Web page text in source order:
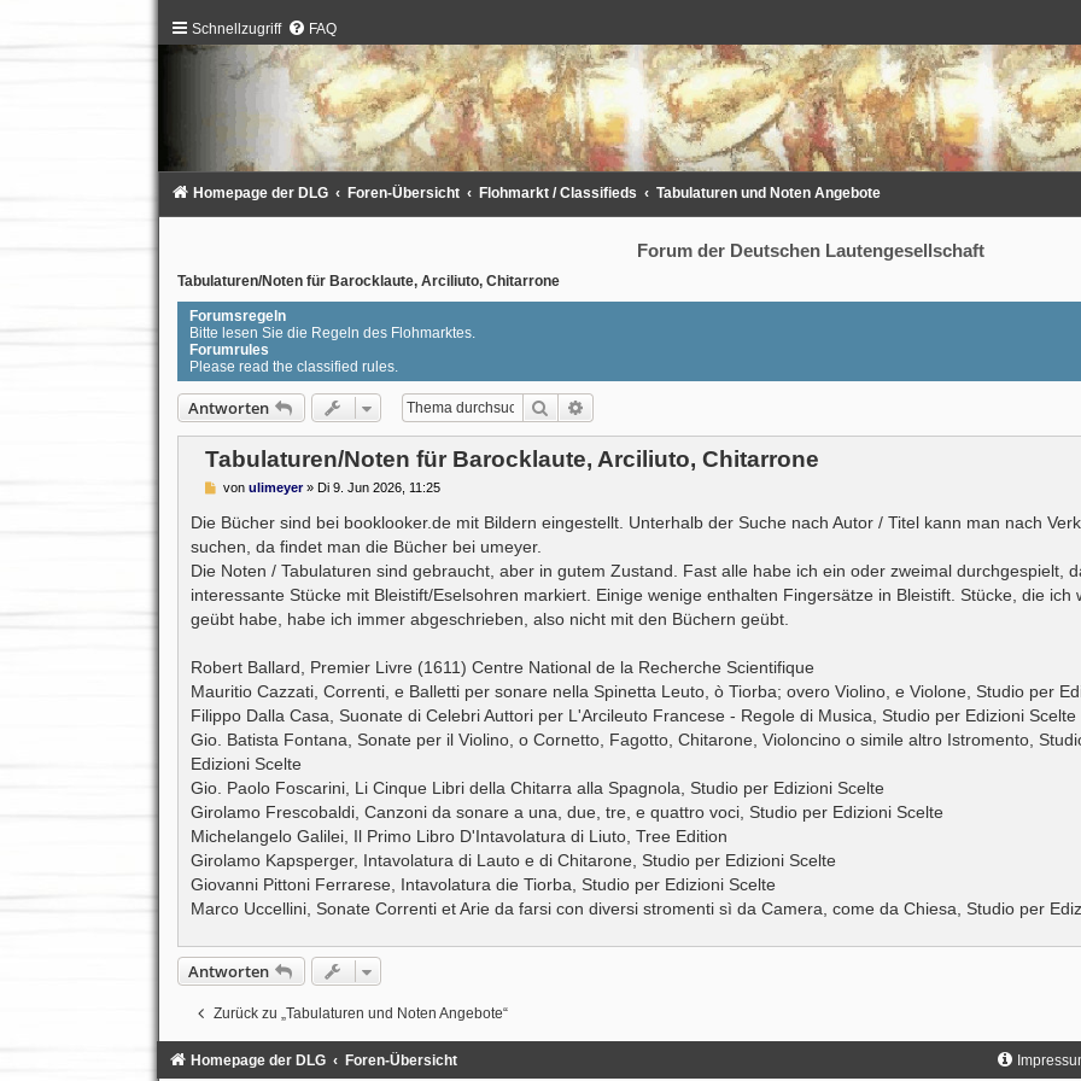
Schnellzugriff FAQ
Homepage der DLG Foren-Übersicht Flohmarkt / Classifieds Tabulaturen und Noten Angebote
Forum der Deutschen Lautengesellschaft
Tabulaturen/Noten für Barocklaute, Arciliuto, Chitarrone
Forumsregeln
Bitte lesen Sie die Regeln des Flohmarktes.
Forumrules
Please read the classified rules.
Antworten Suche
Tabulaturen/Noten für Barocklaute, Arciliuto, Chitarrone
B
t
r
a
g
vonulimeyer» Di 9. Jun 2026, 11:25
Die Bücher sind bei booklooker.de mit Bildern eingestellt. Unterhalb der Suche nach Autor / Titel kann man nach
suchen, da findet man die Bücher bei umeyer.
Die Noten / Tabulaturen sind gebraucht, aber in gutem Zustand. Fast alle habe ich ein oder zweimal durchgespielt,
interessante Stücke mit Bleistift/Eselsohren markiert. Einige wenige enthalten Fingersätze in Bleistift. Stücke, die ich
geübt habe, habe ich immer abgeschrieben, also nicht mit den Büchern geübt.
Robert Ballard, Premier Livre (1611) Centre National de la Recherche Scientifique
Mauritio Cazzati, Correnti, e Balletti per sonare nella Spinetta Leuto, ò Tiorba; overo Violino, e Violone, Studio per
Filippo Dalla Casa, Suonate di Celebri Auttori per L'Arcileuto Francese - Regole di Musica, Studio per Edizioni Scelte
Gio. Batista Fontana, Sonate per il Violino, o Cornetto, Fagotto, Chitarone, Violoncino o simile altro Istromento,
Edizioni Scelte
Gio. Paolo Foscarini, Li Cinque Libri della Chitarra alla Spagnola, Studio per Edizioni Scelte
Girolamo Frescobaldi, Canzoni da sonare a una, due, tre, e quattro voci, Studio per Edizioni Scelte
Michelangelo Galilei, Il Primo Libro D'Intavolatura di Liuto, Tree Edition
Girolamo Kapsperger, Intavolatura di Lauto e di Chitarone, Studio per Edizioni Scelte
Giovanni Pittoni Ferrarese, Intavolatura die Tiorba, Studio per Edizioni Scelte
Marco Uccellini, Sonate Correnti et Arie da farsi con diversi stromenti sì da Camera, come da Chiesa, Studio per
Antworten
Zurück zu „Tabulaturen und Noten Angebote“
Homepage der DLG Foren-Übersicht